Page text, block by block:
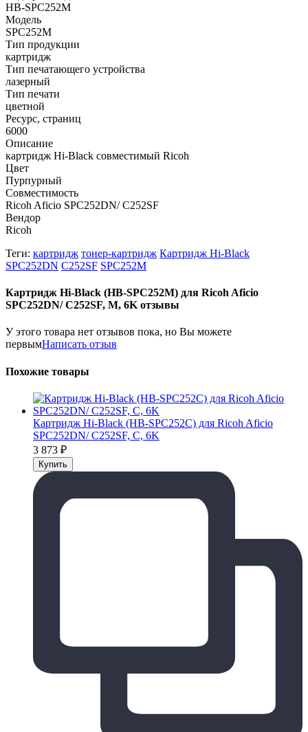
HB-SPC252M
Модель
SPC252M
Тип продукции
картридж
Тип печатающего устройства
лазерный
Тип печати
цветной
Ресурс, страниц
6000
Описание
картридж Hi-Black совместимый Ricoh
Цвет
Пурпурный
Совместимость
Ricoh Aficio SPC252DN/ C252SF
Вендор
Ricoh
Теги: картридж тонер-картридж Картридж Hi-Black
SPC252DN C252SF SPC252M
Картридж Hi-Black (HB-SPC252M) для Ricoh Aficio
SPC252DN/ C252SF, M, 6K отзывы
У этого товара нет отзывов пока, но Вы можете
первымНаписать отзыв
Похожие товары
Картридж Hi-Black (HB-SPC252C) для Ricoh Aficio
SPC252DN/ C252SF, C, 6K
3 873 ₽